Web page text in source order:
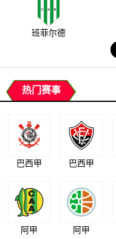
班菲尔德
热门赛事
巴西甲 巴西甲
阿甲 阿甲